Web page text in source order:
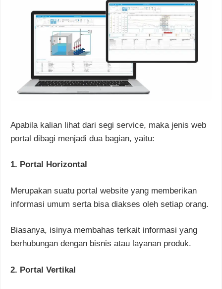
Apabila kalian lihat dari segi service, maka jenis web
portal dibagi menjadi dua bagian, yaitu:
1. Portal Horizontal
Merupakan suatu portal website yang memberikan
informasi umum serta bisa diakses oleh setiap orang.
Biasanya, isinya membahas terkait informasi yang
berhubungan dengan bisnis atau layanan produk.
2. Portal Vertikal